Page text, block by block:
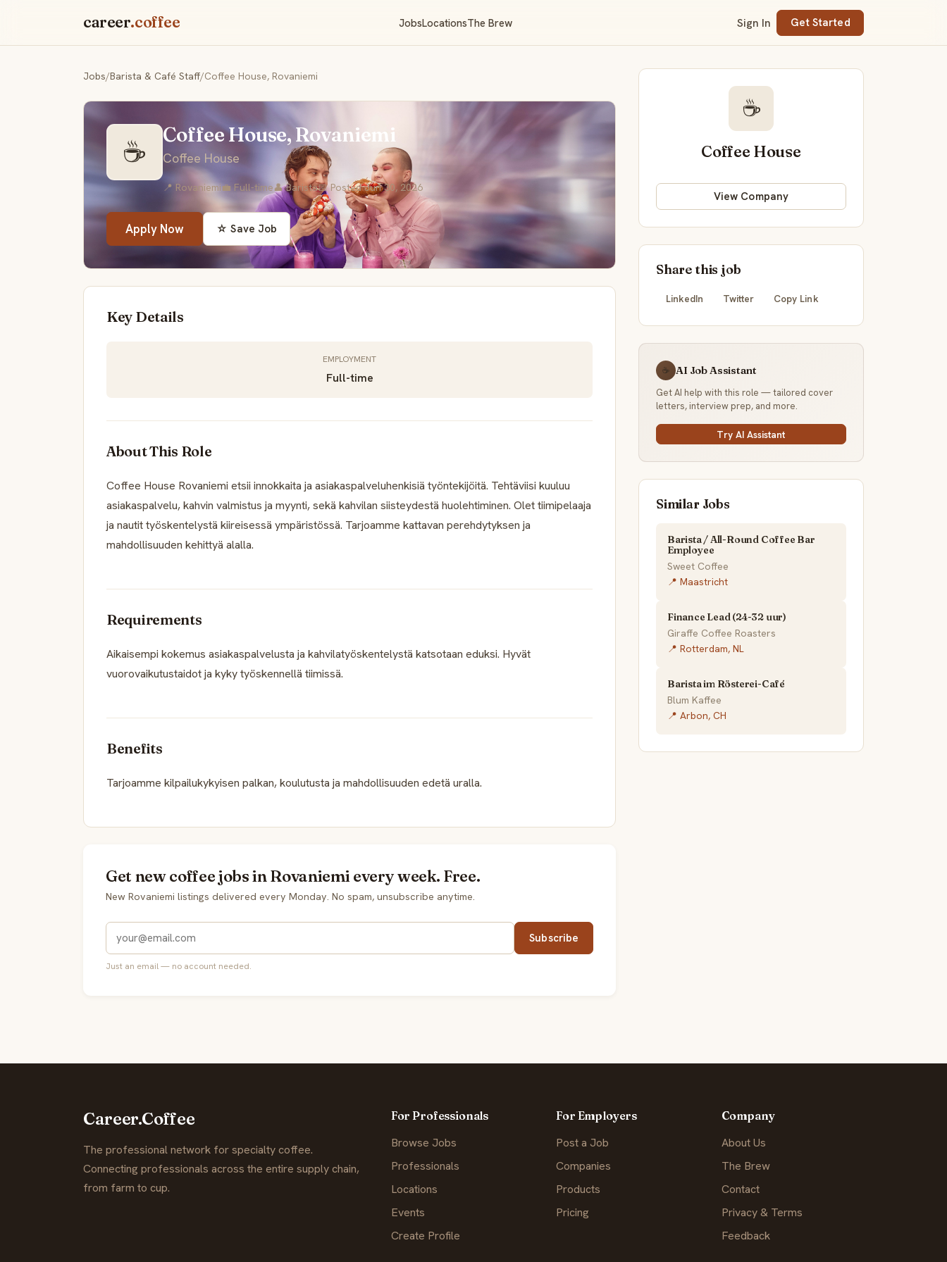
career.coffee JobsLocationsThe Brew Sign In Get Started
Jobs/Barista & Café Staff/Coffee House, Rovaniemi
☕ Coffee House, Rovaniemi
Coffee House
📍 Rovaniemi💼 Full-time👤 Barista📅 Posted Jun 30, 2026
Apply Now ☆ Save Job
Key Details
EMPLOYMENT
Full-time
About This Role
Coffee House Rovaniemi etsii innokkaita ja asiakaspalveluhenkisiä työntekijöitä. Tehtäviisi kuuluu
asiakaspalvelu, kahvin valmistus ja myynti, sekä kahvilan siisteydestä huolehtiminen. Olet tiimipelaaja
ja nautit työskentelystä kiireisessä ympäristössä. Tarjoamme kattavan perehdytyksen ja
mahdollisuuden kehittyä alalla.
Requirements
Aikaisempi kokemus asiakaspalvelusta ja kahvilatyöskentelystä katsotaan eduksi. Hyvät
vuorovaikutustaidot ja kyky työskennellä tiimissä.
Benefits
Tarjoamme kilpailukykyisen palkan, koulutusta ja mahdollisuuden edetä uralla.
Get new coffee jobs in Rovaniemi every week. Free.
New Rovaniemi listings delivered every Monday. No spam, unsubscribe anytime.
Subscribe
Just an email — no account needed.
☕
Coffee House
View Company
Share this job
LinkedIn Twitter Copy Link
☕ AI Job Assistant
Get AI help with this role — tailored cover
letters, interview prep, and more.
Try AI Assistant
Similar Jobs
Barista / All-Round Coffee Bar
Employee
Sweet Coffee
📍 Maastricht
Finance Lead (24-32 uur)
Giraffe Coffee Roasters
📍 Rotterdam, NL
Barista im Rösterei-Café
Blum Kaffee
📍 Arbon, CH
Career.Coffee
The professional network for specialty coffee.
Connecting professionals across the entire supply chain,
from farm to cup.
For Professionals
Browse Jobs
Professionals
Locations
Events
Create Profile
For Employers
Post a Job
Companies
Products
Pricing
Company
About Us
The Brew
Contact
Privacy & Terms
Feedback